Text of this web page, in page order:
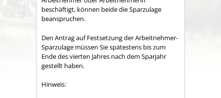
beschäftigt, können beide die Sparzulage
beanspruchen.
Den Antrag auf Festsetzung der Arbeitnehmer-
Sparzulage müssen Sie spätestens bis zum
Ende des vierten Jahres nach dem Sparjahr
gestellt haben.
Hinweis: